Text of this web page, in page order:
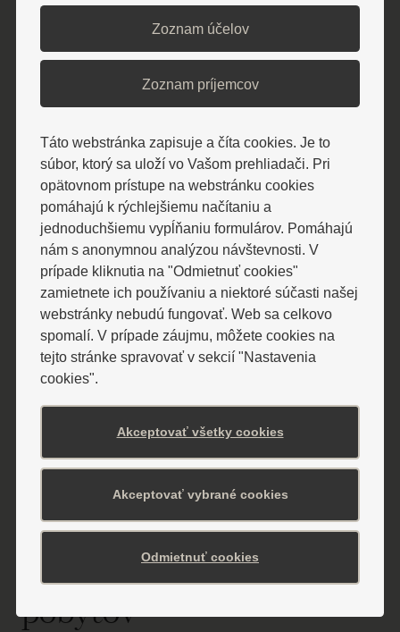
Hotel Alexander - Apartmán
Ubytovanie si môžete
dopriať v rámci týchto
pobytov
Zoznam účelov
Zoznam príjemcov
Táto webstránka zapisuje a číta cookies. Je to
súbor, ktorý sa uloží vo Vašom prehliadači. Pri
opätovnom prístupe na webstránku cookies
pomáhajú k rýchlejšiemu načítaniu a
jednoduchšiemu vypĺňaniu formulárov. Pomáhajú
nám s anonymnou analýzou návštevnosti. V
prípade kliknutia na "Odmietnuť cookies"
zamietnete ich používaniu a niektoré súčasti našej
webstránky nebudú fungovať. Web sa celkovo
spomalí. V prípade záujmu, môžete cookies na
tejto stránke spravovať v sekcií "Nastavenia
cookies".
Akceptovať všetky cookies
Akceptovať vybrané cookies
Odmietnuť cookies